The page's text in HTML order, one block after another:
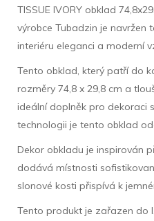
TISSUE IVORY obklad
výrobce Tubadzin je navržen
interiéru eleganci a moderní
Tento obklad, který patří do
rozměry 74,8 x 29,8 cm a
ideální doplněk pro dekoraci
technologii je tento obklad
Dekor obkladu je inspirován
dodává místnosti
slonové kosti přispívá k
Tento produkt je zařazen do